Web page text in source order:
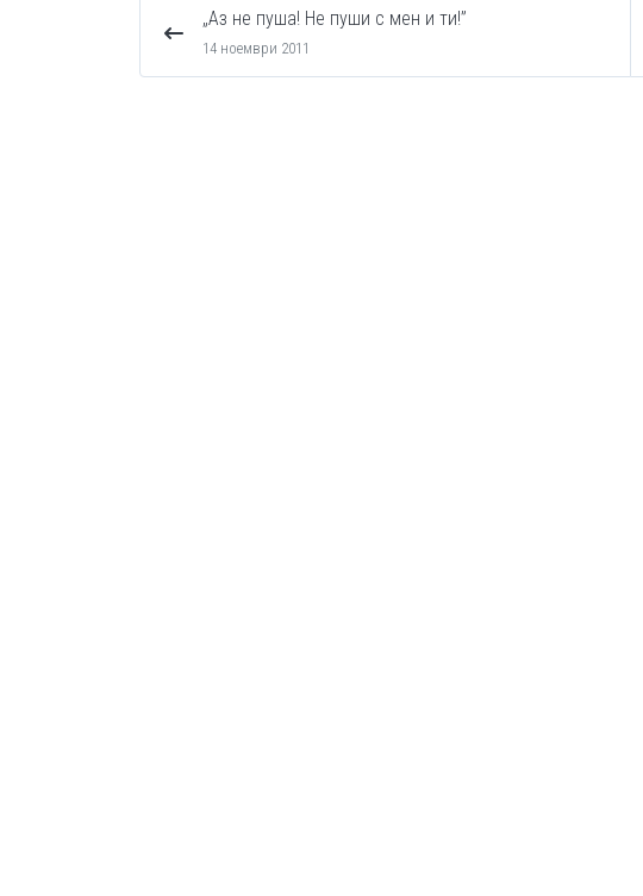
„Аз не пуша! Не пуши с мен и ти!”
14 ноември 2011